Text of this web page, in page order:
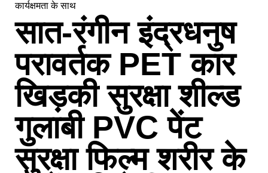
कार्यक्षमता के साथ
सात-रंगीन इंद्रधनुष
परावर्तक PET कार
खिड़की सुरक्षा शील्ड
गुलाबी PVC पेंट
सुरक्षा फिल्म शरीर के